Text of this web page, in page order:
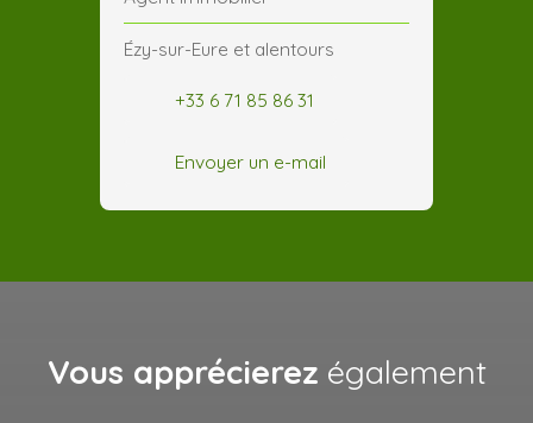
Ézy-sur-Eure et alentours
+33 6 71 85 86 31
Envoyer un e-mail
Vous apprécierez également